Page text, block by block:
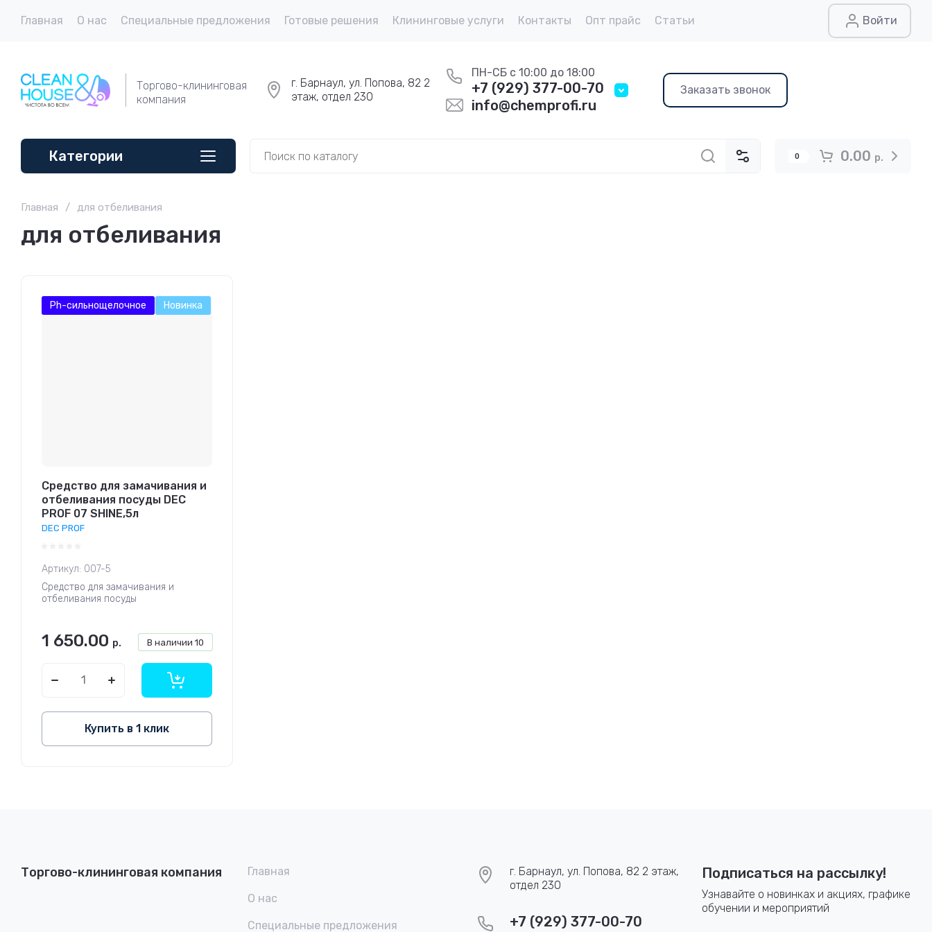
Главная О нас Специальные предложения Готовые решения Клининговые услуги Контакты Опт прайс Статьи Войти
Торгово-клининговая
компания
г. Барнаул, ул. Попова, 82 2
этаж, отдел 230
ПН-СБ с 10:00 до 18:00
+7 (929) 377-00-70
info@chemprofi.ru
Заказать звонок
0 0.00 р.
Категории
Главная / для отбеливания
для отбеливания
Ph-сильнощелочное Новинка
Средство для замачивания и
отбеливания посуды DEC
PROF 07 SHINE,5л
DEC PROF
Артикул: 007-5
Средство для замачивания и
отбеливания посуды
В наличии 10
1 650.00 р.
Купить в 1 клик
Торгово-клининговая компания Главная
О нас
Специальные предложения
г. Барнаул, ул. Попова, 82 2 этаж,
отдел 230
+7 (929) 377-00-70
Подписаться на рассылку!
Узнавайте о новинках и акциях, графике
обучении и мероприятий